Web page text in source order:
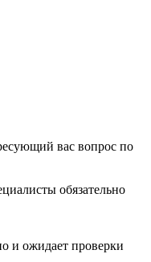
вас вопрос по
обязательно
и ожидает проверки